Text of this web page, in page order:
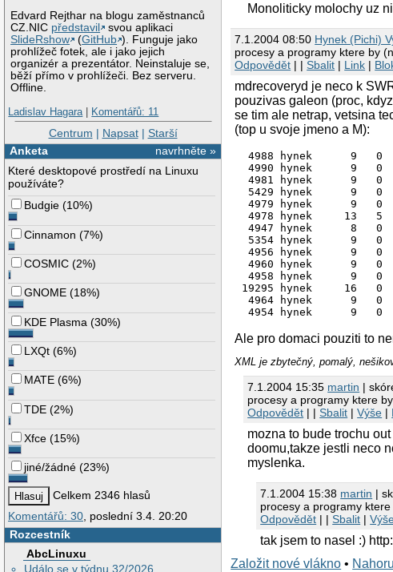
Edvard Rejthar na blogu zaměstnanců
CZ.NIC představil
svou aplikaci
SlideRshow
(GitHub ). Funguje jako
prohlížeč fotek, ale i jako jejich
organizér a prezentátor. Neinstaluje se,
běží přímo v prohlížeči. Bez serveru.
Offline.
Ladislav Hagara| Komentářů: 11
Centrum | Napsat| Starší
navrhněte »
Anketa
Které desktopové prostředí na Linuxu
používáte?
Budgie (10%)
Cinnamon (7%)
COSMIC (2%)
GNOME (18%)
KDE Plasma (30%)
LXQt (6%)
MATE (6%)
TDE (2%)
Xfce (15%)
jiné/žádné (23%)
Celkem 2346 hlasů
Komentářů: 30 , poslední 3.4. 20:20
Rozcestník
AbcLinuxu
Událo se v týdnu 32/2026
Monoliticky molochy uz
7.1.2004 08:50 Hynek (Pichi)
procesy a programy ktere by
Odpovědět | |Sbalit | Link |
mdrecoveryd je neco k
pouzivas galeon (proc,
se tim ale netrap, vetsina
(top u svoje jmeno a M):
4988 hynek      9
4990 hynek      9   0
4981 hynek      9
5429 hynek      9
4979 hynek      9
4978 hynek     13
4947 hynek      8   0
5354 hynek      9
4956 hynek      9   0
4960 hynek      9   0
4958 hynek      9
19295 hynek
4964 hynek      9   0
Ale pro domaci pouziti to
XML je zbytečný, pomalý,
7.1.2004 15:35 martin |
procesy a programy ktere
Odpovědět | |Sbalit |Výše |
mozna to bude trochu
doomu,takze jestli neco
myslenka.
7.1.2004 15:38 martin |
procesy a programy
Odpovědět | |Sbalit |
tak jsem to nasel :)
Založit nové vlákno • Nahoru